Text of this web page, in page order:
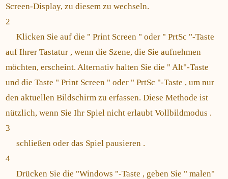
Screen-Display, zu diesem zu wechseln.
2
Klicken Sie auf die " Print Screen " oder " PrtSc "-Taste
auf Ihrer Tastatur , wenn die Szene, die Sie aufnehmen
möchten, erscheint. Alternativ halten Sie die " Alt"-Taste
und die Taste " Print Screen " oder " PrtSc "-Taste , um nur
den aktuellen Bildschirm zu erfassen. Diese Methode ist
nützlich, wenn Sie Ihr Spiel nicht erlaubt Vollbildmodus .
3
schließen oder das Spiel pausieren .
4
Drücken Sie die "Windows "-Taste , geben Sie " malen"